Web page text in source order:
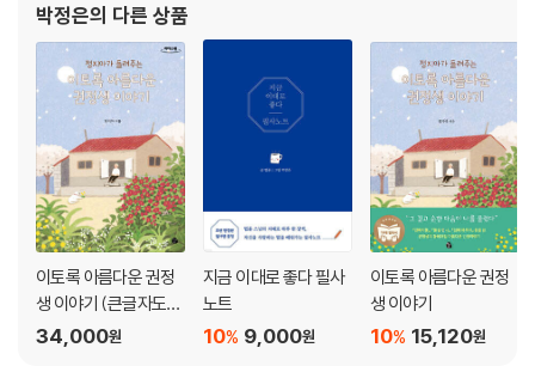
6. 지금 이대로 내가 참 좋다
댓돌 위의 신발 / 마음이 답답해요 / 나무는 저절로 그늘을 드리운다 / 중도
/ 아픈 것도 수행이에요 / 사랑이 왜 미움으로 바뀔까 / 화로부터의 자유 /
공양송 / ‘싹’ 해버립니다 / 번뇌에서 벗어나려면 / 기도는 어떻게 해야 할
까요 / 베풀 때 가장 행복해요 / 교회에 갈까요, 절에 갈까요 / 죽은 소에게
풀 먹이는 아이 / 좋은 게 좋은 것이 아니다 / 옳고 그름이 없다 / 기도는 바
라는 마음을 놓는 것 / 윤회에서 벗어나려면 / 옆에 있는 사람이 하늘입니
다 / 있는 그대로 보기 / 있는 그대로의 내가 참 좋다 / 나 먼저 행복하기 /
내가 움켜쥔 구슬 / 소비하는 삶에서 순환하는 삶으로 / 낙엽을 보면 쓸쓸
한가요 / 얼음이 녹아서 물이 되듯 / 아부하기 싫어요 / 날마다 새날입니다
박정은의 다른 상품
이토록 아름다운 권정
생 이야기 (큰글자도
서)
34,000원
지금 이대로 좋다 필사
노트
9,000원
10%
이토록 아름다운 권정
생 이야기
15,120원
10%